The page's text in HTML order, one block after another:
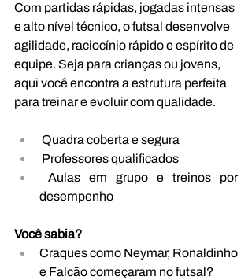
Com partidas rápidas, jogadas intensas
e alto nível técnico, o futsal desenvolve
agilidade, raciocínio rápido e espírito de
equipe. Seja para crianças ou jovens,
aqui você encontra a estrutura perfeita
para treinar e evoluir com qualidade.
Quadra coberta e segura
Professores qualificados
Aulas em grupo e treinos por
desempenho
Você sabia?
Craques como Neymar, Ronaldinho
e Falcão começaram no futsal?